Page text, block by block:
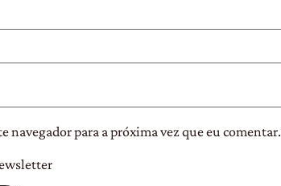
navegador para a próxima vez que eu comentar.